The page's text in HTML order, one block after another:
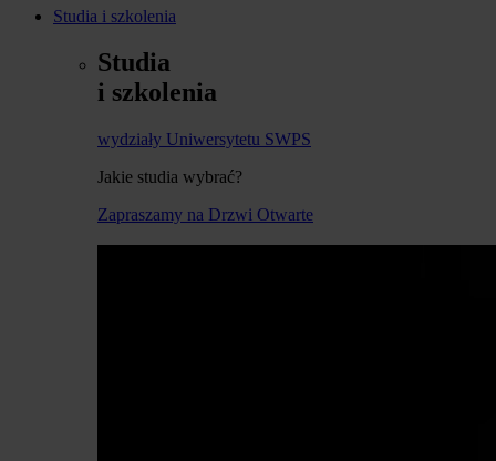
Studia i szkolenia
Studia
i szkolenia
wydziały Uniwersytetu SWPS
Jakie studia wybrać?
Zapraszamy na Drzwi Otwarte